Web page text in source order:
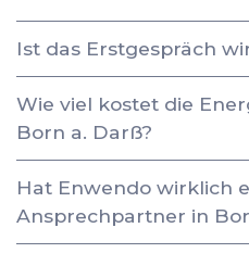
Ist das Erstgespräch
Wie viel kostet die
Born a. Darß?
Hat Enwendo wirklich
Ansprechpartner in